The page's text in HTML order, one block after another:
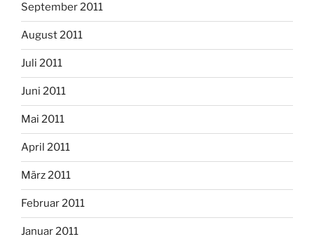
September 2011
August 2011
Juli 2011
Juni 2011
Mai 2011
April 2011
März 2011
Februar 2011
Januar 2011